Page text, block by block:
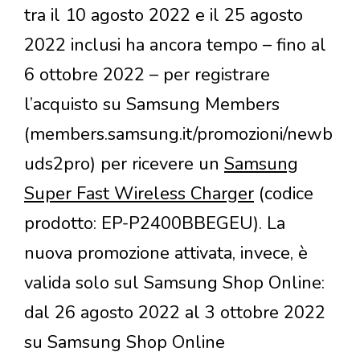
tra il 10 agosto 2022 e il 25 agosto
2022 inclusi ha ancora tempo – fino al
6 ottobre 2022 – per registrare
l’acquisto su Samsung Members
(members.samsung.it/promozioni/newb
uds2pro) per ricevere un Samsung
Super Fast Wireless Charger (codice
prodotto: EP-P2400BBEGEU). La
nuova promozione attivata, invece, è
valida solo sul Samsung Shop Online:
dal 26 agosto 2022 al 3 ottobre 2022
su Samsung Shop Online